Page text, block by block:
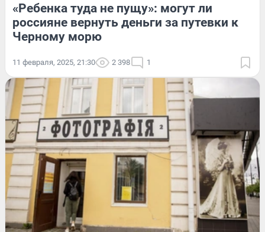
«Ребенка туда не пущу»: могут ли
россияне вернуть деньги за путевки к
Черному морю
11 февраля, 2025, 21:30 2 398 1